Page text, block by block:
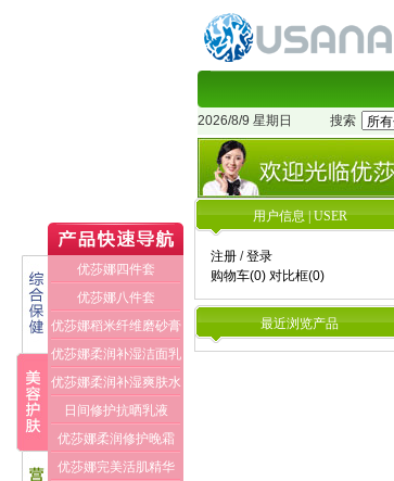
2026/8/9 星期日 搜索
用户信息 | USER
注册/登录
购物车(0) 对比框(0)
最近浏览产品
优莎娜四件套
优莎娜八件套
优莎娜稻米纤维磨砂膏
优莎娜柔润补湿洁面乳
优莎娜柔润补湿爽肤水
日间修护抗晒乳液
优莎娜柔润修护晚霜
优莎娜完美活肌精华